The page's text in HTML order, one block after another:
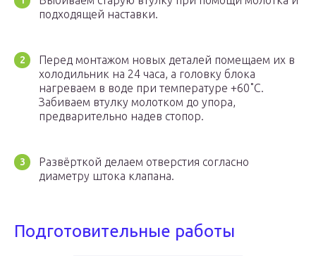
подходящей наставки.
Перед монтажом новых деталей помещаем их в
холодильник на 24 часа, а головку блока
нагреваем в воде при температуре +60˚С.
Забиваем втулку молотком до упора,
предварительно надев стопор.
Развёрткой делаем отверстия согласно
диаметру штока клапана.
Подготовительные работы